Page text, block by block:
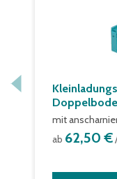
mit
ab 62,50 €